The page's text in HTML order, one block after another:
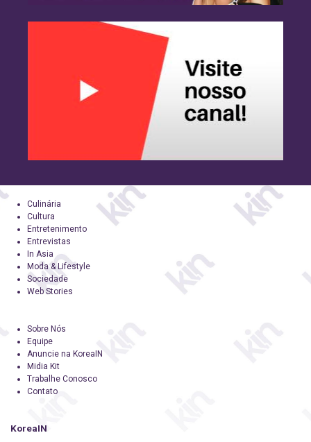
Culinária
Cultura
Entretenimento
Entrevistas
In Asia
Moda & Lifestyle
Sociedade
Web Stories
Sobre Nós
Equipe
Anuncie na KoreaIN
Midia Kit
Trabalhe Conosco
Contato
KoreaIN